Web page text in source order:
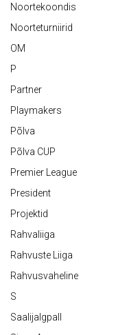
Noortekoondis
Noorteturniirid
OM
P
Partner
Playmakers
Põlva
Põlva CUP
Premier League
President
Projektid
Rahvaliiga
Rahvuste Liiga
Rahvusvaheline
S
Saalijalgpall